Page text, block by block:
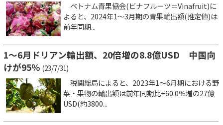
ベトナム青果協会(ビナフルーツ＝Vinafruit)に
よると、2024年1～3月期の青果輸出額(推定値)は
前年同期...
1～6月ドリアン輸出額、20倍増の8.8億USD 中国向
けが95％ (23/7/31)
税関総局によると、2023年1～6月期における野
菜・果物の輸出額は前年同期比+60.0％増の27億
USD(約3800...